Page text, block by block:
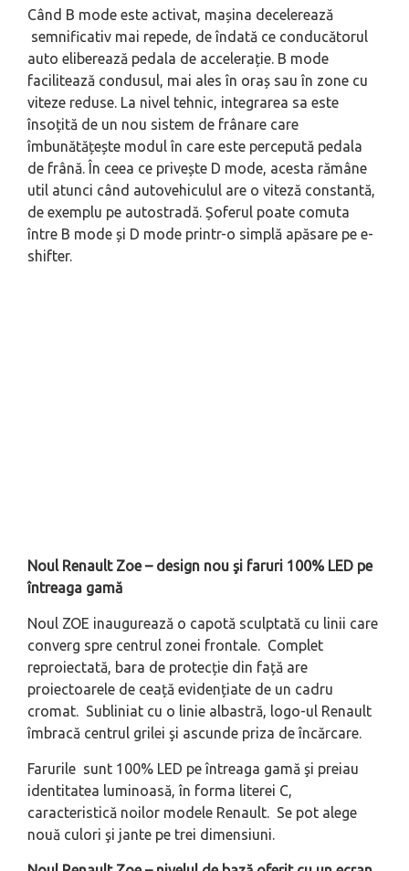
Când B mode este activat, mașina decelerează
semnificativ mai repede, de îndată ce conducătorul
auto eliberează pedala de accelerație. B mode
facilitează condusul, mai ales în oraș sau în zone cu
viteze reduse. La nivel tehnic, integrarea sa este
însoțită de un nou sistem de frânare care
îmbunătățește modul în care este percepută pedala
de frână. În ceea ce privește D mode, acesta rămâne
util atunci când autovehiculul are o viteză constantă,
de exemplu pe autostradă. Șoferul poate comuta
între B mode și D mode printr-o simplă apăsare pe e-
shifter.
Noul Renault Zoe – design nou şi faruri 100% LED pe
întreaga gamă
Noul ZOE inaugurează o capotă sculptată cu linii care
converg spre centrul zonei frontale. Complet
reproiectată, bara de protecție din față are
proiectoarele de ceață evidențiate de un cadru
cromat. Subliniat cu o linie albastră, logo-ul Renault
îmbracă centrul grilei şi ascunde priza de încărcare.
Farurile sunt 100% LED pe întreaga gamă şi preiau
identitatea luminoasă, în forma literei C,
caracteristică noilor modele Renault. Se pot alege
nouă culori şi jante pe trei dimensiuni.